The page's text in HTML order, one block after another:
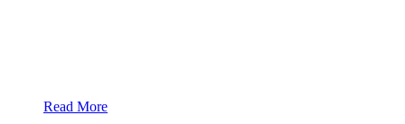
Read More